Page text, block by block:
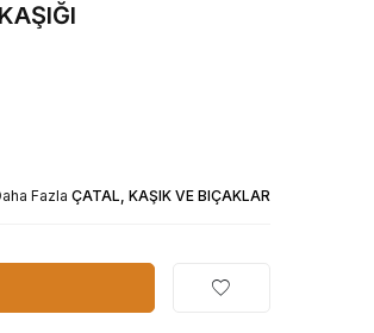
Fazla ÇATAL, KAŞIK VE BIÇAKLAR